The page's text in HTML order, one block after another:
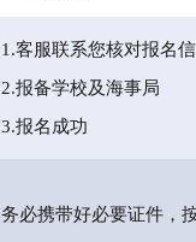
1.客服联系您核对报名
2.报备学校及海事局
3.报名成功
务必携带好必要证件，